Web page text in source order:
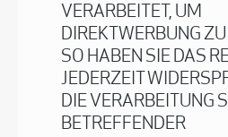
VERARBEITET, UM
DIREKTWERBUNG
SO HABEN SIE DAS
JEDERZEIT
DIE VERARBEITUNG
BETREFFENDER